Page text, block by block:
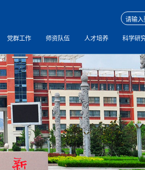
党群工作 师资队伍 人才培养 科学研